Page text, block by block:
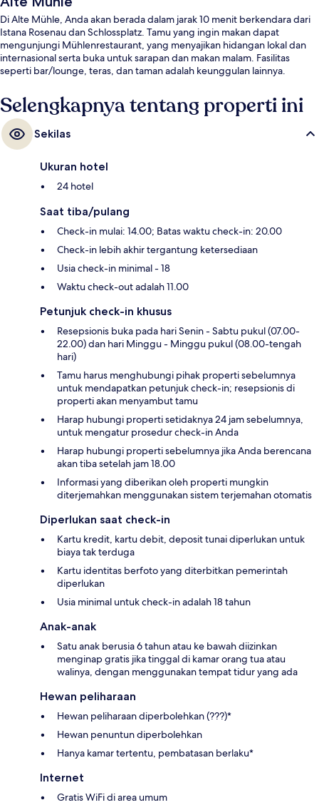
Di Alte Mühle, Anda akan berada dalam jarak 10 menit berkendara dari
Istana Rosenau dan Schlossplatz. Tamu yang ingin makan dapat
mengunjungi Mühlenrestaurant, yang menyajikan hidangan lokal dan
internasional serta buka untuk sarapan dan makan malam. Fasilitas
seperti bar/lounge, teras, dan taman adalah keunggulan lainnya.
Selengkapnya tentang properti ini
Sekilas
Ukuran hotel
24 hotel
Saat tiba/pulang
Check-in mulai: 14.00; Batas waktu check-in: 20.00
Check-in lebih akhir tergantung ketersediaan
Usia check-in minimal - 18
Waktu check-out adalah 11.00
Petunjuk check-in khusus
Resepsionis buka pada hari Senin - Sabtu pukul (07.00-
22.00) dan hari Minggu - Minggu pukul (08.00-tengah
hari)
Tamu harus menghubungi pihak properti sebelumnya
untuk mendapatkan petunjuk check-in; resepsionis di
properti akan menyambut tamu
Harap hubungi properti setidaknya 24 jam sebelumnya,
untuk mengatur prosedur check-in Anda
Harap hubungi properti sebelumnya jika Anda berencana
akan tiba setelah jam 18.00
Informasi yang diberikan oleh properti mungkin
diterjemahkan menggunakan sistem terjemahan otomatis
Diperlukan saat check-in
Kartu kredit, kartu debit, deposit tunai diperlukan untuk
biaya tak terduga
Kartu identitas berfoto yang diterbitkan pemerintah
diperlukan
Usia minimal untuk check-in adalah 18 tahun
Anak-anak
Satu anak berusia 6 tahun atau ke bawah diizinkan
menginap gratis jika tinggal di kamar orang tua atau
walinya, dengan menggunakan tempat tidur yang ada
Hewan peliharaan
Hewan peliharaan diperbolehkan (???)*
Hewan penuntun diperbolehkan
Hanya kamar tertentu, pembatasan berlaku*
Internet
Gratis WiFi di area umum